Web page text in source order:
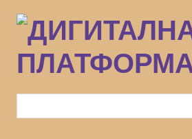
към
основното
съдържание